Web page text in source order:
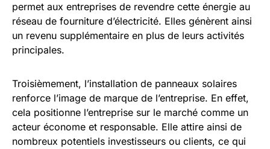
permet aux entreprises de revendre cette énergie au
réseau de fourniture d’électricité. Elles génèrent ainsi
un revenu supplémentaire en plus de leurs activités
principales.
Troisièmement, l’installation de panneaux solaires
renforce l’image de marque de l’entreprise. En effet,
cela positionne l’entreprise sur le marché comme un
acteur économe et responsable. Elle attire ainsi de
nombreux potentiels investisseurs ou clients, ce qui